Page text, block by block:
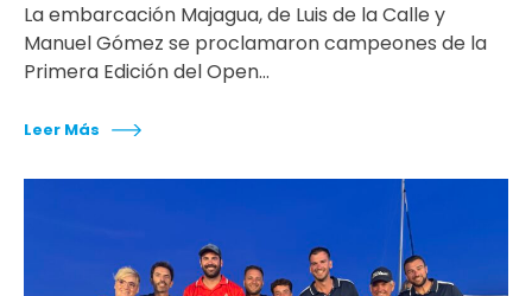
La embarcación Majagua, de Luis de la Calle y
Manuel Gómez se proclamaron campeones de la
Primera Edición del Open…
Leer Más